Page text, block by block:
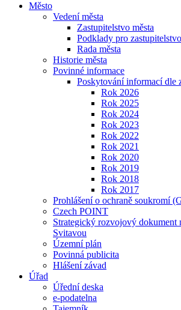
Město
Vedení města
Zastupitelstvo města
Podklady pro zastupitelstvo
Rada města
Historie města
Povinné informace
Poskytování informací dle
Rok 2026
Rok 2025
Rok 2024
Rok 2023
Rok 2022
Rok 2021
Rok 2020
Rok 2019
Rok 2018
Rok 2017
Prohlášení o ochraně soukromí
Czech POINT
Strategický rozvojový dokument
Svitavou
Územní plán
Povinná publicita
Hlášení závad
Úřad
Úřední deska
e-podatelna